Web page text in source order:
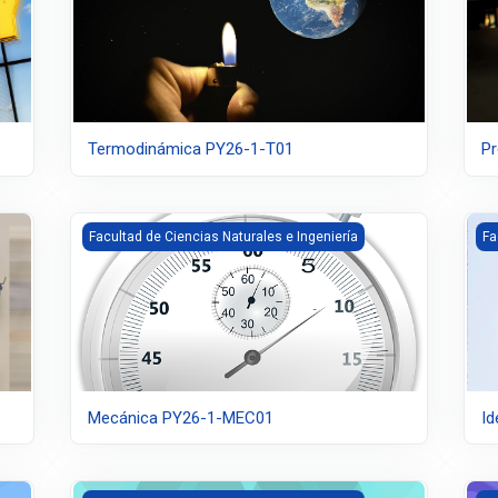
Termodinámica PY26-1-T01
Mecánica PY26-1-MEC01
Facultad de Ciencias Naturales e Ingeniería
Mecánica PY26-1-MEC01